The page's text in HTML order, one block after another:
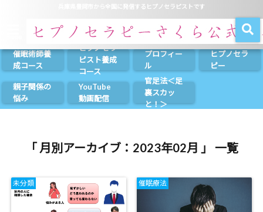
兵庫県豊岡市から全国に発信するヒプノセラピストです
催眠術師養
成コース
ヒプノセラ
ピスト養成
コース
プロフィー
ル
ヒプノセラ
ピー
親子関係の
悩み
YouTube
動画配信
官足法＜足
裏スカッ
と！＞
「 月別アーカイブ：2023年02月 」 一覧
未分類 催眠療法